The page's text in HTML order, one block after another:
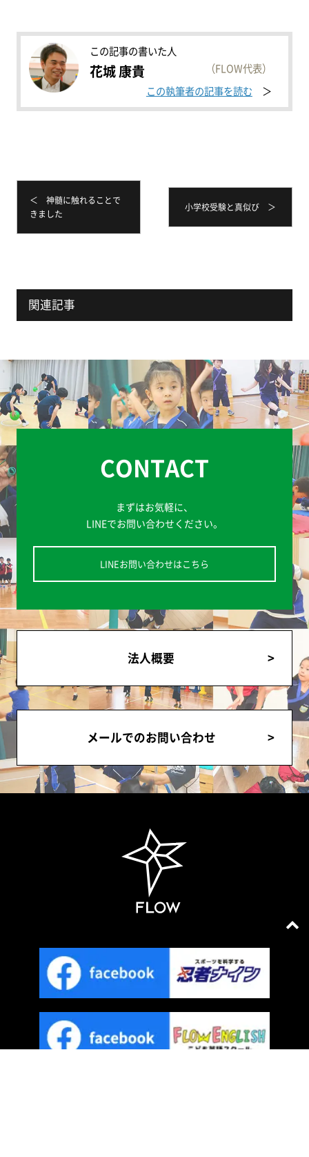
この記事の書いた人
花城 康貴
（FLOW代表）
この執筆者の記事を読む
＜ 神髄に触れることで
きました
小学校受験と真似び ＞
関連記事
CONTACT
まずはお気軽に、
LINEでお問い合わせください。
LINEお問い合わせはこちら
法人概要
メールでのお問い合わせ